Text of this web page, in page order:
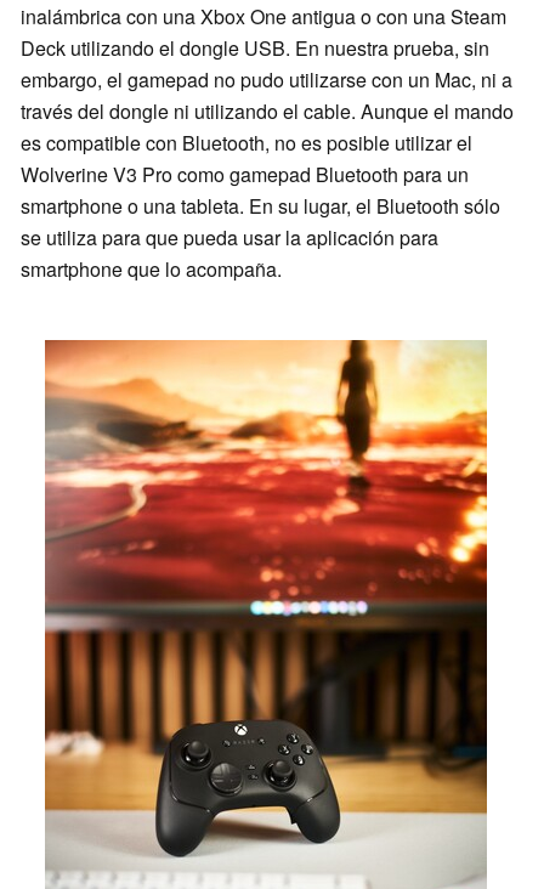
inalámbrica con una Xbox One antigua o con una Steam
Deck utilizando el dongle USB. En nuestra prueba, sin
embargo, el gamepad no pudo utilizarse con un Mac, ni a
través del dongle ni utilizando el cable. Aunque el mando
es compatible con Bluetooth, no es posible utilizar el
Wolverine V3 Pro como gamepad Bluetooth para un
smartphone o una tableta. En su lugar, el Bluetooth sólo
se utiliza para que pueda usar la aplicación para
smartphone que lo acompaña.